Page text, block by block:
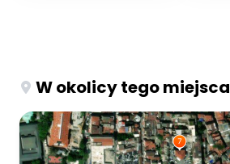
W okolicy tego miejsca